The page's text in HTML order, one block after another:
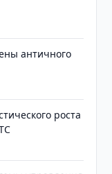
античного
роста